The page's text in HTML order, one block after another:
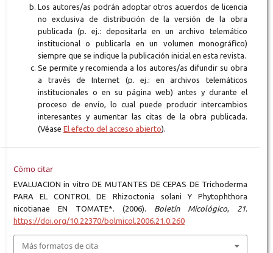
Los autores/as podrán adoptar otros acuerdos de licencia
no exclusiva de distribución de la versión de la obra
publicada (p. ej.: depositarla en un archivo telemático
institucional o publicarla en un volumen monográfico)
siempre que se indique la publicación inicial en esta revista.
Se permite y recomienda a los autores/as difundir su obra
a través de Internet (p. ej.: en archivos telemáticos
institucionales o en su página web) antes y durante el
proceso de envío, lo cual puede producir intercambios
interesantes y aumentar las citas de la obra publicada.
(Véase El efecto del acceso abierto).
Cómo citar
EVALUACION in vitro DE MUTANTES DE CEPAS DE Trichoderma
PARA EL CONTROL DE Rhizoctonia solani Y Phytophthora
nicotianae EN TOMATE*. (2006). Boletín Micológico, 21.
https://doi.org/10.22370/bolmicol.2006.21.0.260
Más formatos de cita